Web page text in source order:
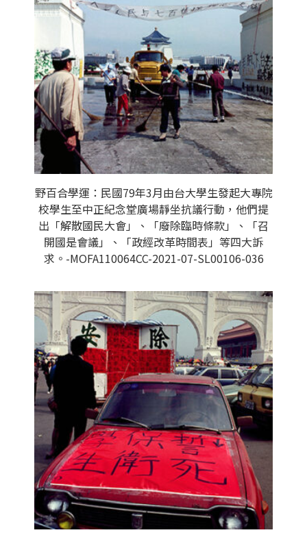
野百合學運：民國79年3月由台大學生發起大專院
校學生至中正紀念堂廣場靜坐抗議行動，他們提
出「解散國民大會」、「廢除臨時條款」、「召
開國是會議」、「政經改革時間表」等四大訴
求。-MOFA110064CC-2021-07-SL00106-036